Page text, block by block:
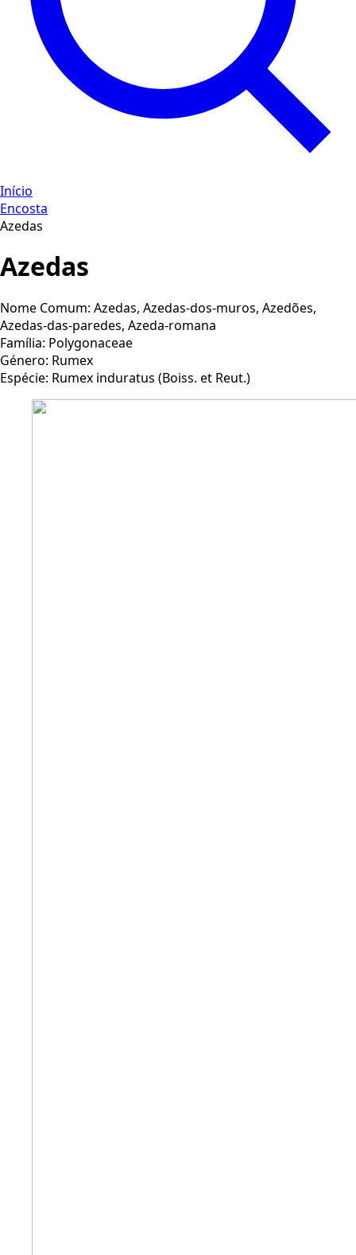
Início
Encosta
Azedas
Azedas
Nome Comum: Azedas, Azedas-dos-muros, Azedões,
Azedas-das-paredes, Azeda-romana
Família: Polygonaceae
Género: Rumex
Espécie: Rumex induratus (Boiss. et Reut.)